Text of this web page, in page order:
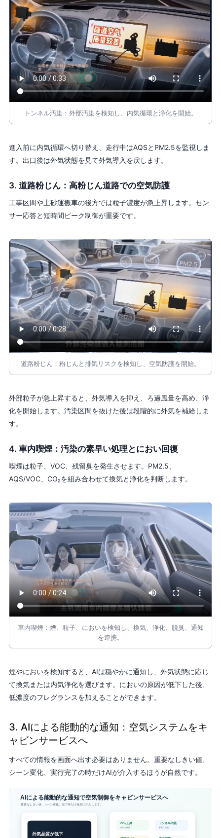
トンネル汚染：外部汚染を検知し、内気循環と浄化を開始。
進入前に内気循環へ切り替え、走行中はAQSとPM2.5を監視しま
す。出口後は外気状態を見て外気導入を戻します。
3. 道路粉じん：高粉じん道路での空気防護
工事区間や土砂運搬車の後方では粒子濃度が急上昇します。セン
サー応答と短時間ピーク制御が重要です。
道路粉じん：粉じんと排気リスクを検知し、空気防護を開始。
外部粒子が急上昇すると、外気導入を抑え、ろ過風量を高め、浄
化を開始します。汚染区間を抜けた後は段階的に外気を補給しま
す。
4. 車内喫煙：汚染の素早い処理とにおい回復
喫煙は粒子、VOC、残留臭を発生させます。PM2.5、
AQS/VOC、CO₂を組み合わせて換気と浄化を判断します。
車内喫煙：煙、粒子、においを検知し、換気、浄化、脱臭、通知
を連携。
煙やにおいを検知すると、AIは穏やかに通知し、外気状態に応じ
て換気または内気浄化を選びます。においの原因が低下した後、
低濃度のフレグランスを加えることができます。
3. AIによる能動的な通知：空気システムをキ
ャビンサービスへ
すべての情報を画面へ出す必要はありません。重要なしきい値、
シーン変化、実行完了の時だけAIが介入するほうが自然です。